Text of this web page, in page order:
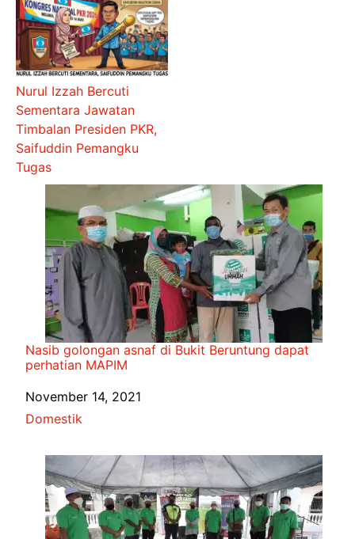
Nurul Izzah Bercuti
Sementara Jawatan
Timbalan Presiden PKR,
Saifuddin Pemangku
Tugas
Nasib golongan asnaf di Bukit Beruntung dapat
perhatian MAPIM
Date
November 14, 2021
In relation to
Domestik